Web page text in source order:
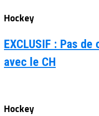
Hockey
EXCLUSIF : Pas
avec le CH
Hockey